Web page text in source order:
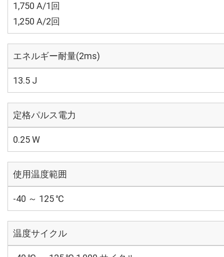
1,750 A/1回
1,250 A/2回
エネルギー耐量(2ms)
13.5 J
定格パルス電力
0.25 W
使用温度範囲
-40 ～ 125 ℃
温度サイクル